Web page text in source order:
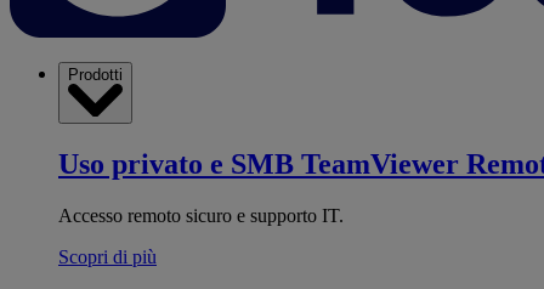
Prodotti
Uso privato e SMB TeamViewer
Accesso remoto sicuro e supporto IT.
Scopri di più